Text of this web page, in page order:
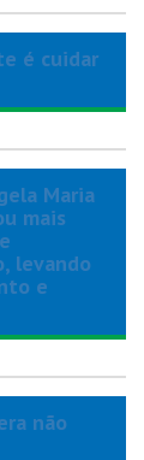
é cuidar
Maria
mais
levando
e
não